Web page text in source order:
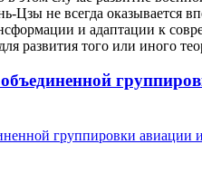
Цзы не всегда оказывается
и адаптации к
развития того или иного